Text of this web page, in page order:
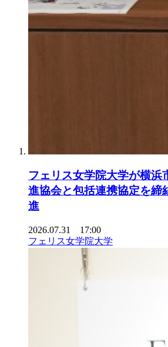
フェリス女学院大学が横浜
進協会と包括連携協定を
進
2026.07.31 17:00
フェリス女学院大学